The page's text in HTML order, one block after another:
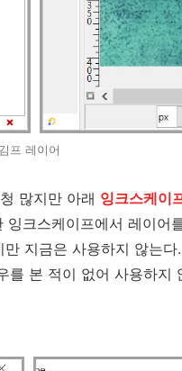
김프 레이어
많지만 아래 잉크스케이
크스케이프에서 레이어
지금은 사용하지 않는
본 적이 없어 사용하지